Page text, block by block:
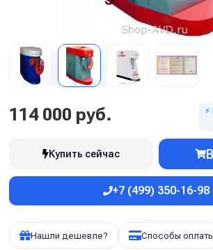
114 000 руб.
Купить сейчас
+7 (499) 350-16-98
Нашли дешевле? Способы оплаты